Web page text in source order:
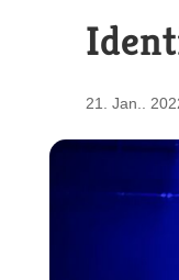
21. Jan..